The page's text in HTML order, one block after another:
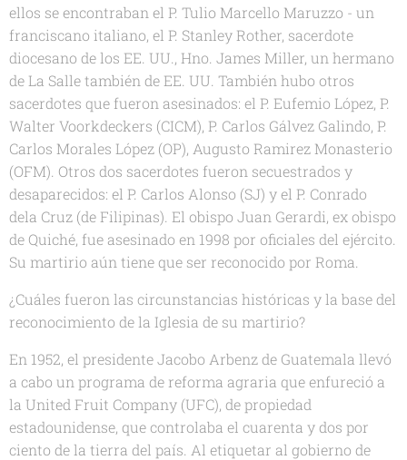
ellos se encontraban el P. Tulio Marcello Maruzzo - un
franciscano italiano, el P. Stanley Rother, sacerdote
diocesano de los EE. UU., Hno. James Miller, un hermano
de La Salle también de EE. UU. También hubo otros
sacerdotes que fueron asesinados: el P. Eufemio López, P.
Walter Voorkdeckers (CICM), P. Carlos Gálvez Galindo, P.
Carlos Morales López (OP), Augusto Ramirez Monasterio
(OFM). Otros dos sacerdotes fueron secuestrados y
desaparecidos: el P. Carlos Alonso (SJ) y el P. Conrado
dela Cruz (de Filipinas). El obispo Juan Gerardi, ex obispo
de Quiché, fue asesinado en 1998 por oficiales del ejército.
Su martirio aún tiene que ser reconocido por Roma.
¿Cuáles fueron las circunstancias históricas y la base del
reconocimiento de la Iglesia de su martirio?
En 1952, el presidente Jacobo Arbenz de Guatemala llevó
a cabo un programa de reforma agraria que enfureció a
la United Fruit Company (UFC), de propiedad
estadounidense, que controlaba el cuarenta y dos por
ciento de la tierra del país. Al etiquetar al gobierno de